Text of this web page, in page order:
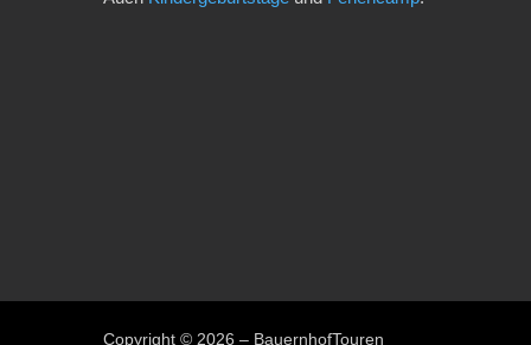
Copyright © 2026 – BauernhofTouren